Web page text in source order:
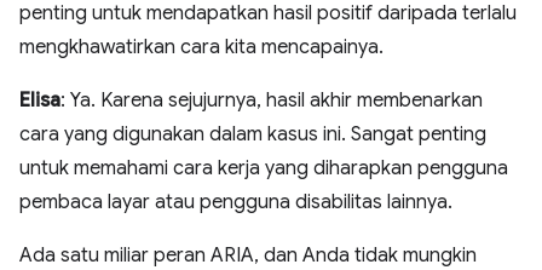
penting untuk mendapatkan hasil positif daripada terlalu
mengkhawatirkan cara kita mencapainya.
Elisa: Ya. Karena sejujurnya, hasil akhir membenarkan
cara yang digunakan dalam kasus ini. Sangat penting
untuk memahami cara kerja yang diharapkan pengguna
pembaca layar atau pengguna disabilitas lainnya.
Ada satu miliar peran ARIA, dan Anda tidak mungkin